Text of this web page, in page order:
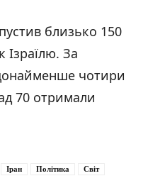
близько 150
Ізраїлю. За
чотири
70 отримали
Іран Політика Світ